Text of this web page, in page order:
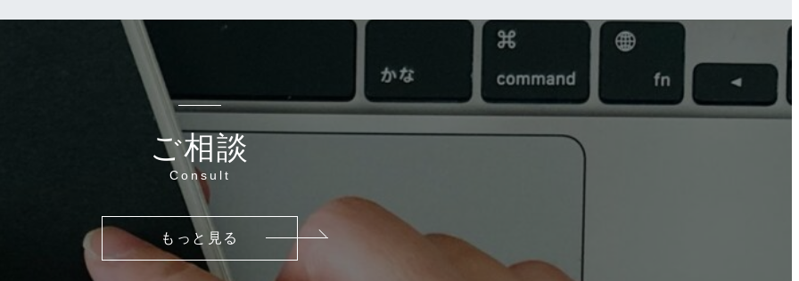
ご相談
Consult
もっと見る